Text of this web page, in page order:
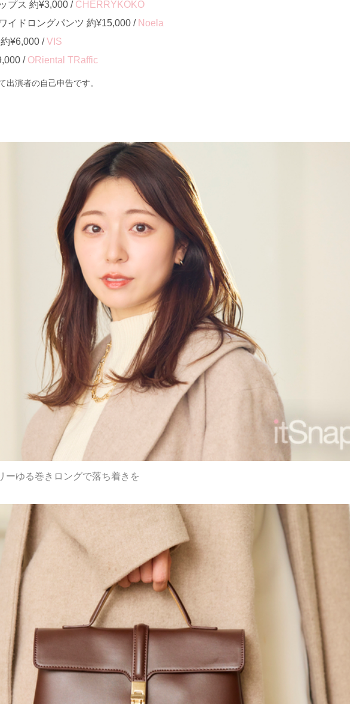
プス 約¥3,000 / CHERRYKOKO
イドロングパンツ 約¥15,000 / Noela
¥6,000 /VIS
/ ORiental TRaffic
演者の自己申告です。
ーゆる巻きロングで落ち着きを